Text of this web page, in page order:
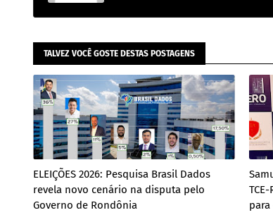
TALVEZ VOCÊ GOSTE DESTAS POSTAGENS
ELEIÇÕES 2026: Pesquisa Brasil Dados
revela novo cenário na disputa pelo
Governo de Rondônia